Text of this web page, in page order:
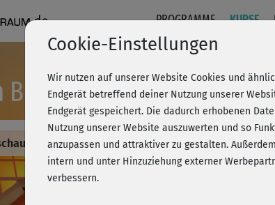
PROGRAMME KURSE
Body Series 2 - im Stand
- Anmelden und alles trainieren!
Cookie-Einstellungen
Wir nutzen auf unserer Website Cookies und
Endgerät betreffend deiner Nutzung unserer
Endgerät gespeichert. Die dadurch erhobenen
Nutzung unserer Website auszuwerten und so
anzupassen und attraktiver zu gestalten.
intern und unter Hinzuziehung externer
verbessern.